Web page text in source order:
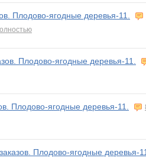
Плодово-ягодные деревья-11.
Плодово-ягодные деревья-11.
Плодово-ягодные деревья-11.
Плодово-ягодные деревья-